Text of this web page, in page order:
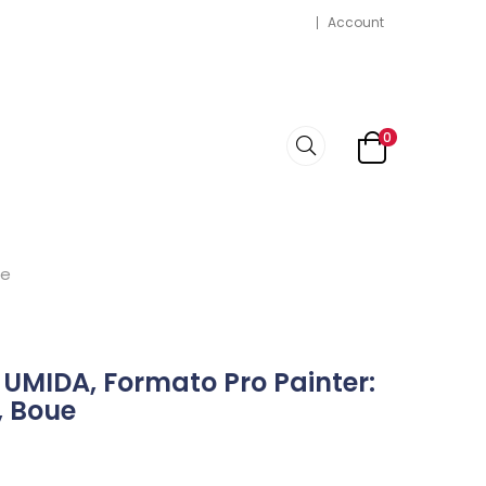
Account
0
UMIDA, Formato Pro Painter:
Boue